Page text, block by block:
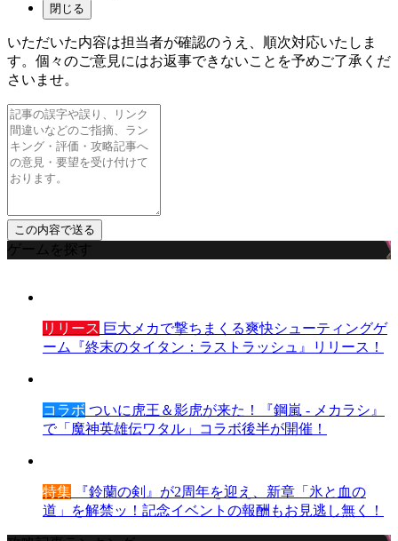
閉じる
いただいた内容は担当者が確認のうえ、順次対応いたしま
す。個々のご意見にはお返事できないことを予めご了承くだ
さいませ。
ゲームを探す
リリース 巨大メカで撃ちまくる爽快シューティングゲ
ーム『終末のタイタン：ラストラッシュ』リリース！
コラボ ついに虎王＆影虎が来た！『鋼嵐 - メカラシ』
で「魔神英雄伝ワタル」コラボ後半が開催！
特集 『鈴蘭の剣』が2周年を迎え、新章「氷と血の
道」を解禁ッ！記念イベントの報酬もお見逃し無く！